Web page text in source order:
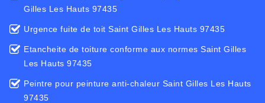
Gilles Les Hauts 97435
Urgence fuite de toit Saint Gilles Les Hauts 97435
Etancheite de toiture conforme aux normes Saint Gilles
Les Hauts 97435
Peintre pour peinture anti-chaleur Saint Gilles Les Hauts
97435